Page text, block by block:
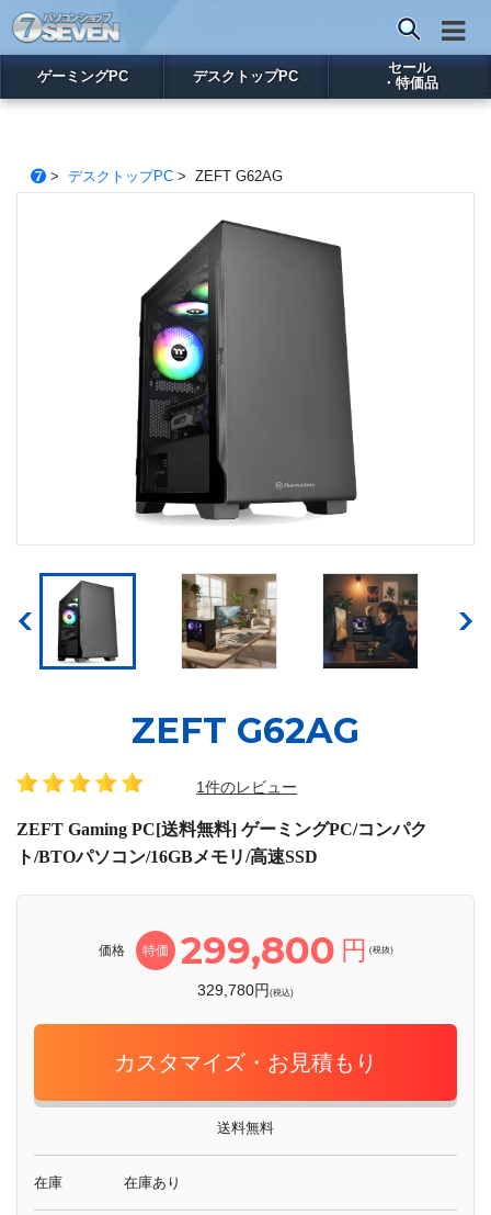
ゲーミングPC デスクトップPC
セール
・特価品
> デスクトップPC> ZEFT G62AG
ZEFT G62AG
1件のレビュー
ZEFT Gaming PC[送料無料] ゲーミングPC/コンパク
ト/BTOパソコン/16GBメモリ/高速SSD
価格 特価 299,800 円 (税抜)
329,780円(税込)
カスタマイズ・お見積もり
送料無料
在庫 在庫あり